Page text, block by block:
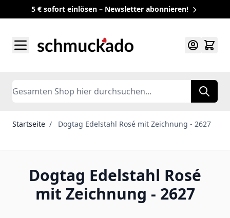
5 € sofort einlösen – Newsletter abonnieren!
Search
Startseite / Dogtag Edelstahl Rosé mit Zeichnung - 2627
Dogtag Edelstahl Rosé
mit Zeichnung - 2627